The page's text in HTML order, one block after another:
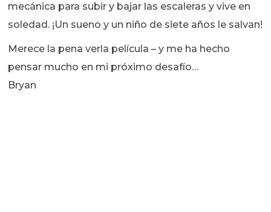
mecánica para subir y bajar las escaleras y vive en
soledad. ¡Un sueno y un niño de siete años le salvan!
Merece la pena verla película – y me ha hecho
pensar mucho en mi próximo desafío…
Bryan